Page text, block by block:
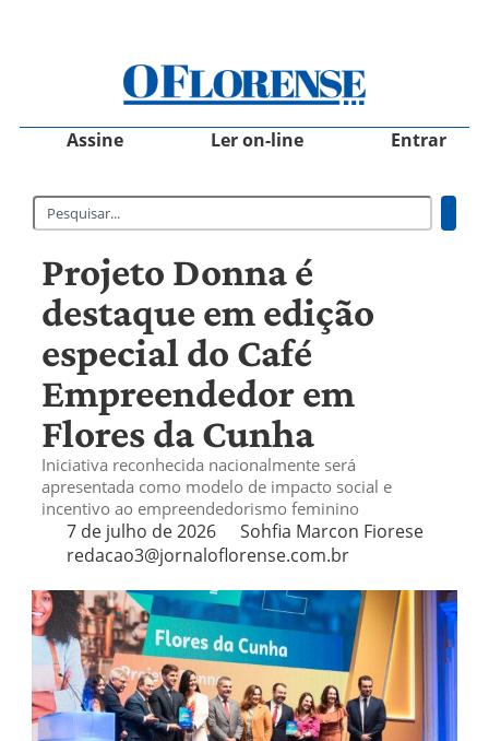
Assine Ler on-line Entrar
Projeto Donna é
destaque em edição
especial do Café
Empreendedor em
Flores da Cunha
Iniciativa reconhecida nacionalmente será
apresentada como modelo de impacto social e
incentivo ao empreendedorismo feminino
7 de julho de 2026
Sohfia Marcon Fiorese
redacao3@jornaloflorense.com.br